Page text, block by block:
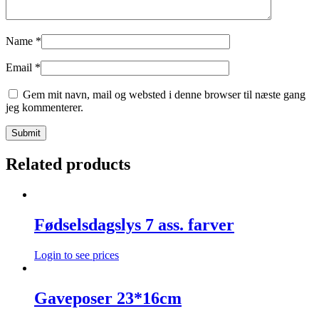
Name *
Email *
Gem mit navn, mail og websted i denne browser til næste gang
jeg kommenterer.
Related products
Fødselsdagslys 7 ass. farver
Login to see prices
Gaveposer 23*16cm